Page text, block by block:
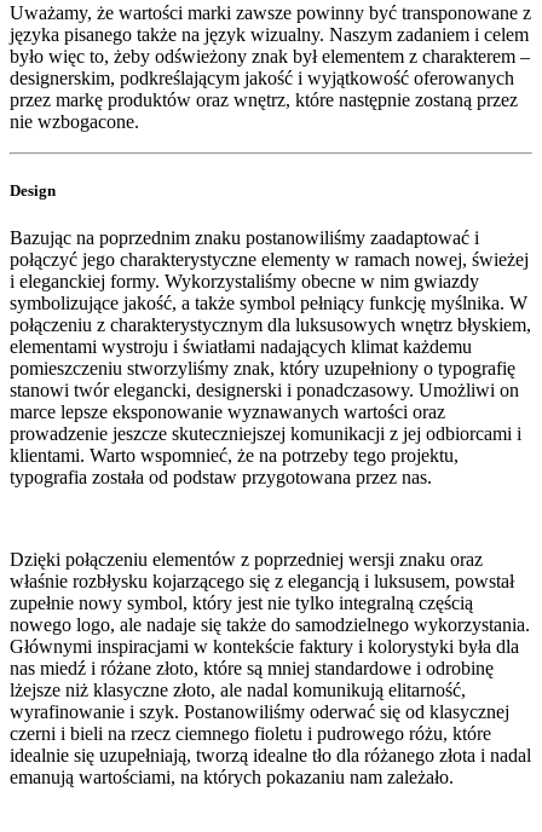
Uważamy, że wartości marki zawsze powinny być transponowane z
języka pisanego także na język wizualny. Naszym zadaniem i celem
było więc to, żeby odświeżony znak był elementem z charakterem –
designerskim, podkreślającym jakość i wyjątkowość oferowanych
przez markę produktów oraz wnętrz, które następnie zostaną przez
nie wzbogacone.
Design
Bazując na poprzednim znaku postanowiliśmy zaadaptować i
połączyć jego charakterystyczne elementy w ramach nowej, świeżej
i eleganckiej formy. Wykorzystaliśmy obecne w nim gwiazdy
symbolizujące jakość, a także symbol pełniący funkcję myślnika. W
połączeniu z charakterystycznym dla luksusowych wnętrz błyskiem,
elementami wystroju i światłami nadających klimat każdemu
pomieszczeniu stworzyliśmy znak, który uzupełniony o typografię
stanowi twór elegancki, designerski i ponadczasowy. Umożliwi on
marce lepsze eksponowanie wyznawanych wartości oraz
prowadzenie jeszcze skuteczniejszej komunikacji z jej odbiorcami i
klientami. Warto wspomnieć, że na potrzeby tego projektu,
typografia została od podstaw przygotowana przez nas.
Dzięki połączeniu elementów z poprzedniej wersji znaku oraz
właśnie rozbłysku kojarzącego się z elegancją i luksusem, powstał
zupełnie nowy symbol, który jest nie tylko integralną częścią
nowego logo, ale nadaje się także do samodzielnego wykorzystania.
Głównymi inspiracjami w kontekście faktury i kolorystyki była dla
nas miedź i różane złoto, które są mniej standardowe i odrobinę
lżejsze niż klasyczne złoto, ale nadal komunikują elitarność,
wyrafinowanie i szyk. Postanowiliśmy oderwać się od klasycznej
czerni i bieli na rzecz ciemnego fioletu i pudrowego różu, które
idealnie się uzupełniają, tworzą idealne tło dla różanego złota i nadal
emanują wartościami, na których pokazaniu nam zależało.